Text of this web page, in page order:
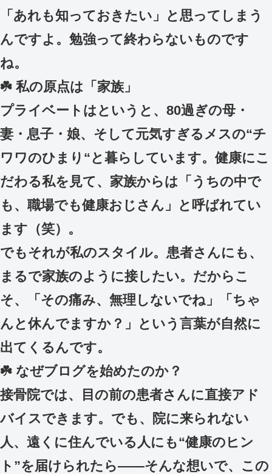
「あれも知っておきたい」と思ってしまう
んですよ。勉強って終わらないものです
ね。
☘️ 私の原点は「家族」
プライベートはというと、80過ぎの母・
妻・息子・娘、そして元気すぎるメスの“チ
ワワのひまり“と暮らしています。健康にこ
だわる私を見て、家族からは「うちの中で
も、職場でも健康おじさん」と呼ばれてい
ます（笑）。
でもそれが私のスタイル。患者さんにも、
まるで家族のように接したい。だからこ
そ、「その痛み、無理しないでね」「ちゃ
んと休んでますか？」という言葉が自然に
出てくるんです。
☘️ なぜブログを始めたのか？
接骨院では、目の前の患者さんに直接アド
バイスできます。でも、院に来られない
人、遠くに住んでいる人にも“健康のヒン
ト”を届けられたら――そんな想いで、この